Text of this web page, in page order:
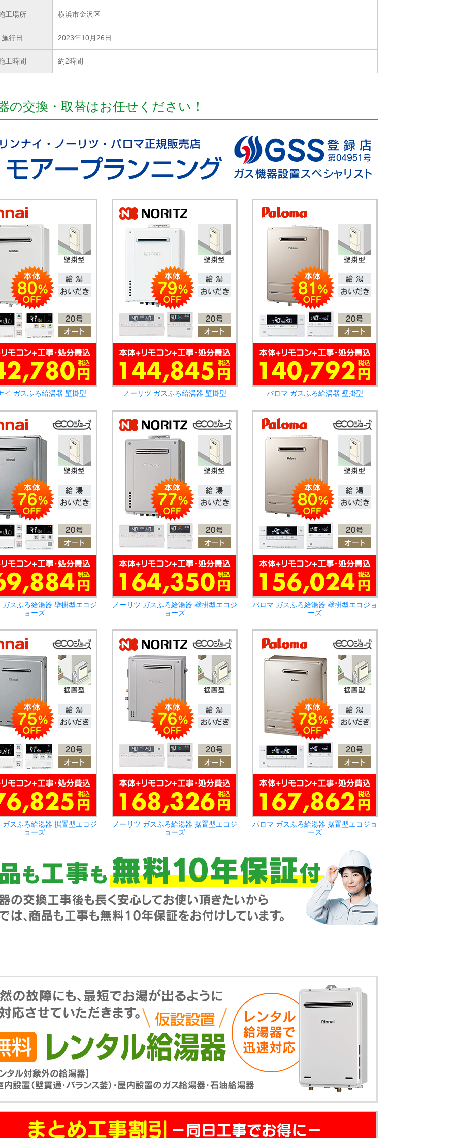
工場所 横浜市金沢区
施行日 2023年10月26日
工時間 約2時間
の交換・取替はお任せください！
イ ガスふろ給湯器 壁掛型 ノーリツ ガスふろ給湯器 壁掛型 パロマ ガスふろ給湯器 壁掛型
ガスふろ給湯器 壁掛型エコジ
ョーズ
ノーリツ ガスふろ給湯器 壁掛型エコジ
ョーズ
パロマ ガスふろ給湯器 壁掛型エコジョ
ーズ
ガスふろ給湯器 据置型エコジ
ョーズ
ノーリツ ガスふろ給湯器 据置型エコジ
ョーズ
パロマ ガスふろ給湯器 据置型エコジョ
ーズ